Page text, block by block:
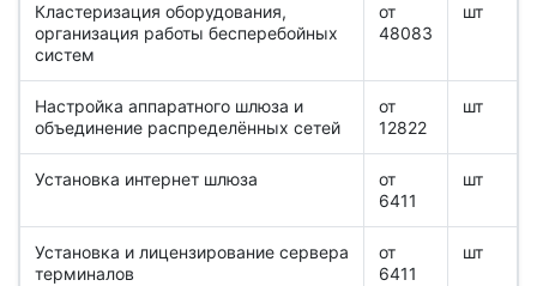
Кластеризация оборудования,
организация работы бесперебойных
систем
от
48083
шт
Настройка аппаратного шлюза и
объединение распределённых сетей
от
12822
шт
Установка интернет шлюза
от
6411
шт
Установка и лицензирование сервера
терминалов
от
6411
шт